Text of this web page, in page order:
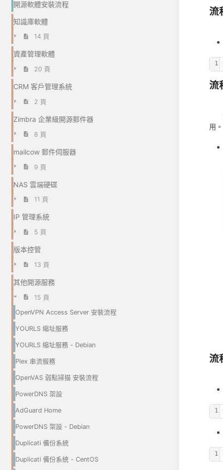
開源軟體安裝流程
知識庫軟體
14 頁
資產管理軟體
20 頁
CRM 客戶管理系統
2 頁
Zimbra 企業級開源郵件器
8 頁
mailcow 郵件伺服器
9 頁
NAS 雲端硬碟
11 頁
IP 管理系統
5 頁
版本控管
13 頁
其他開源服務
15 頁
OpenVPN Access Server 安裝流程
YOURLS 縮址服務
YOURLS 縮址服務 - Debian
Plex 串流服務
OpenVAS 弱點掃描 安裝流程
PowerDNS 架設
AdGuard Home
PowerDNS 架設 - Debian
Duplicati 備份系統
Duplicati 備份系統 - CentOS
流
1
流
用。
流
1
1